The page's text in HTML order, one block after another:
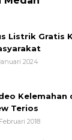
Listrik Gratis
2024
Kelemahan
Terios
2018